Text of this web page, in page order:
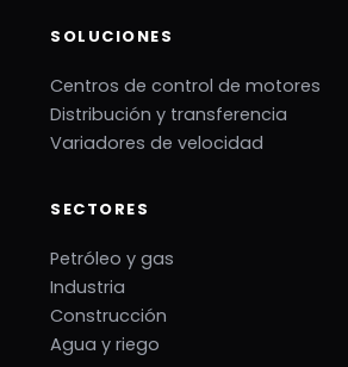
SOLUCIONES
Centros de control de motores
Distribución y transferencia
Variadores de velocidad
SECTORES
Petróleo y gas
Industria
Construcción
Agua y riego